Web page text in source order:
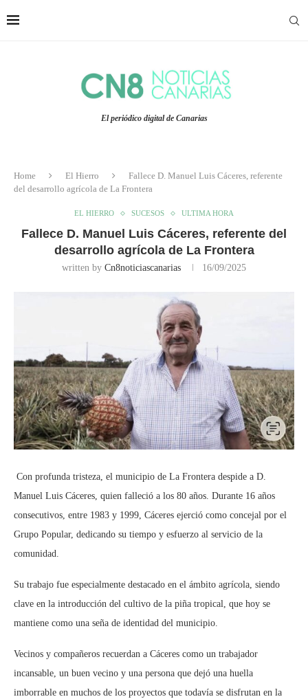
El periódico digital de Canarias
Home El Hierro
Fallece D. Manuel Luis Cáceres, referente
del desarrollo agrícola de La Frontera
EL HIERRO SUCESOS ULTIMA HORA
Fallece D. Manuel Luis Cáceres, referente del
desarrollo agrícola de La Frontera
written by Cn8noticiascanarias 16/09/2025
Con profunda tristeza, el municipio de La Frontera despide a D.
Manuel Luis Cáceres, quien falleció a los 80 años. Durante 16 años
consecutivos, entre 1983 y 1999, Cáceres ejerció como concejal por el
Grupo Popular, dedicando su tiempo y esfuerzo al servicio de la
comunidad.
Su trabajo fue especialmente destacado en el ámbito agrícola, siendo
clave en la introducción del cultivo de la piña tropical, que hoy se
mantiene como una seña de identidad del municipio.
Vecinos y compañeros recuerdan a Cáceres como un trabajador
incansable, un buen vecino y una persona que dejó una huella
imborrable en muchos de los proyectos que todavía se disfrutan en la